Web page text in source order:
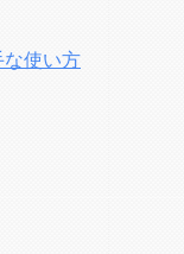
な使い方